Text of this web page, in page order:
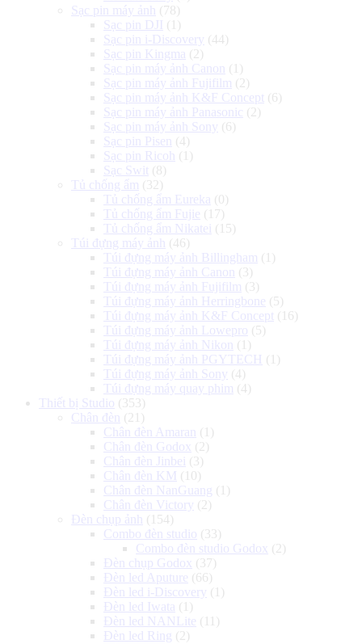
Sạc pin máy ảnh
(78)
Sạc pin DJI (1)
Sạc pin i-Discovery (44)
Sạc pin Kingma (2)
Sạc pin máy ảnh Canon
(1)
Sạc pin máy ảnh Fujifilm (2)
Sạc pin máy ảnh K&F Concept (6)
Sạc pin máy ảnh Panasonic (2)
Sạc pin máy ảnh Sony (6)
Sạc pin Pisen
(4)
Sạc pin Ricoh
(1)
Sạc Swit (8)
Tủ chống ẩm (32)
Tủ chống ẩm Eureka (0)
Tủ chống ẩm Fujie (17)
Tủ chống ẩm Nikatei (15)
Túi đựng máy ảnh
(46)
Túi đựng máy ảnh Billingham (1)
Túi đựng máy ảnh Canon
(3)
Túi đựng máy ảnh Fujifilm (3)
Túi đựng máy ảnh Herringbone (5)
Túi đựng máy ảnh K&F Concept (16)
Túi đựng máy ảnh Lowepro (5)
Túi đựng máy ảnh Nikon
(1)
Túi đựng máy ảnh PGYTECH
(1)
Túi đựng máy ảnh Sony (4)
Túi đựng máy quay phim (4)
Thiết bị Studio (353)
Chân đèn
(21)
Chân đèn Amaran
(1)
Chân đèn Godox (2)
Chân đèn Jinbei (3)
Chân đèn KM (10)
Chân đèn NanGuang (1)
Chân đèn Victory (2)
Đèn chụp ảnh
(154)
Combo đèn studio (33)
Combo đèn studio Godox (2)
Đèn chụp Godox (37)
Đèn led Aputure (66)
Đèn led i-Discovery (1)
Đèn led Iwata (1)
Đèn led NANLite (11)
Đèn led Ring (2)